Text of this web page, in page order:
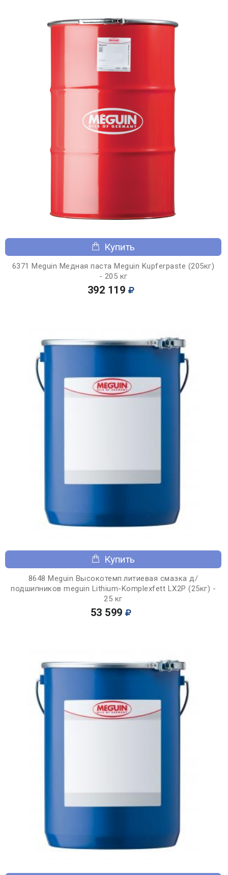
Купить
6371 Meguin Медная паста Meguin Kupferpaste (205кг)
- 205 кг
392 119
Купить
8648 Meguin Высокотемп.литиевая смазка д/
подшипников meguin Lithium-Komplexfett LX2P (25кг) -
25 кг
53 599